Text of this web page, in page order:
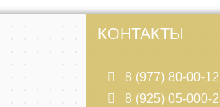
КОНТАКТЫ
8 (977) 80-00-
8 (925) 05-000-